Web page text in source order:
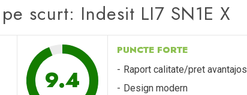
scurt: Indesit LI7 SN1E X
9.4
PUNCTE FORTE
Raport calitate/pret avantajos
Design modern